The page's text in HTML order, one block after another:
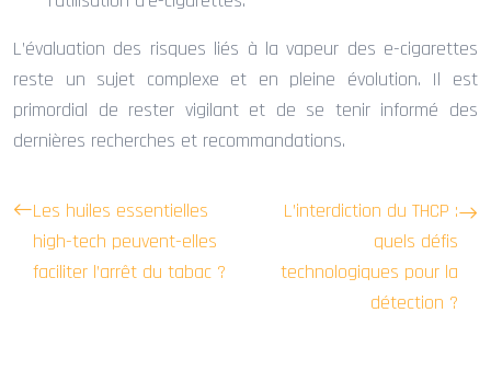
L’évaluation des risques liés à la vapeur des e-cigarettes
reste un sujet complexe et en pleine évolution. Il est
primordial de rester vigilant et de se tenir informé des
dernières recherches et recommandations.
Les huiles essentielles
high-tech peuvent-elles
faciliter l’arrêt du tabac ?
L’interdiction du THCP :
quels défis
technologiques pour la
détection ?